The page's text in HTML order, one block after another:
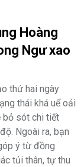
Hoàng
Ngư xao
thứ hai ngày
thái khá uể oải
bỏ sót chi tiết
Ngoài ra, bạn
ý từ đồng
tủi thân, tự thu